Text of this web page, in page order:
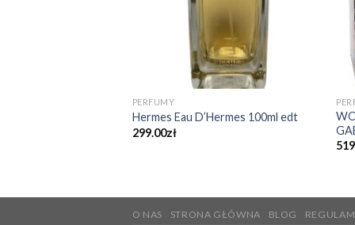
PERFUMY
Hermes Eau D’Hermes 100ml edt
299.00zł
O NAS STRONA GŁÓWNA BLOG